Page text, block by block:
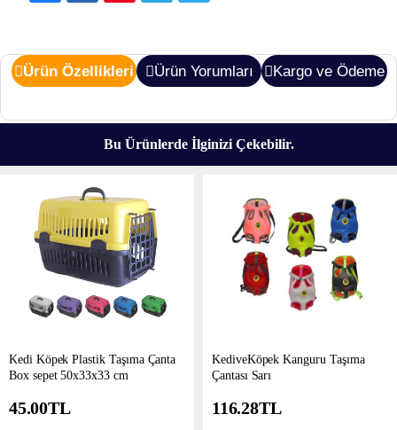
Ürün Özellikleri Ürün Yorumları Kargo ve Ödeme
Bu Ürünlerde İlginizi Çekebilir.
Kedi Köpek Plastik Taşıma Çanta
Box sepet 50x33x33 cm
45.00TL
KediveKöpek Kanguru Taşıma
Çantası Sarı
116.28TL